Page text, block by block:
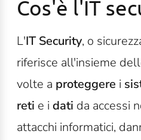
Cos'è l'IT
L'IT Security, o
riferisce all'insieme
volte a proteggere i
reti e i dati da accessi
attacchi informatici,